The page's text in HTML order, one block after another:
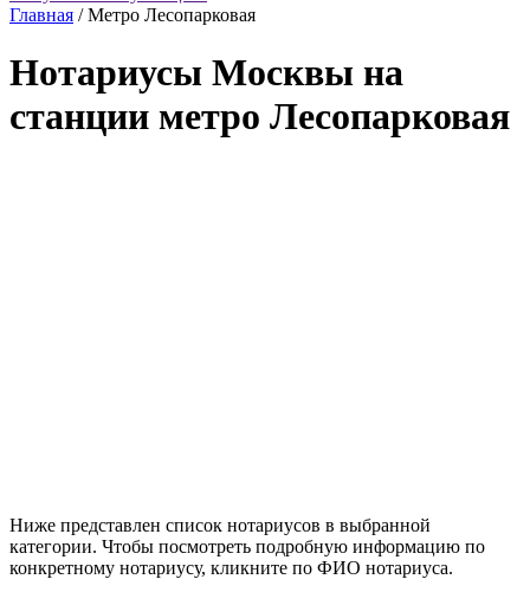
Главная / Метро Лесопарковая
Нотариусы Москвы на
станции метро Лесопарковая
Ниже представлен список нотариусов в выбранной
категории. Чтобы посмотреть подробную информацию по
конкретному нотариусу, кликните по ФИО нотариуса.